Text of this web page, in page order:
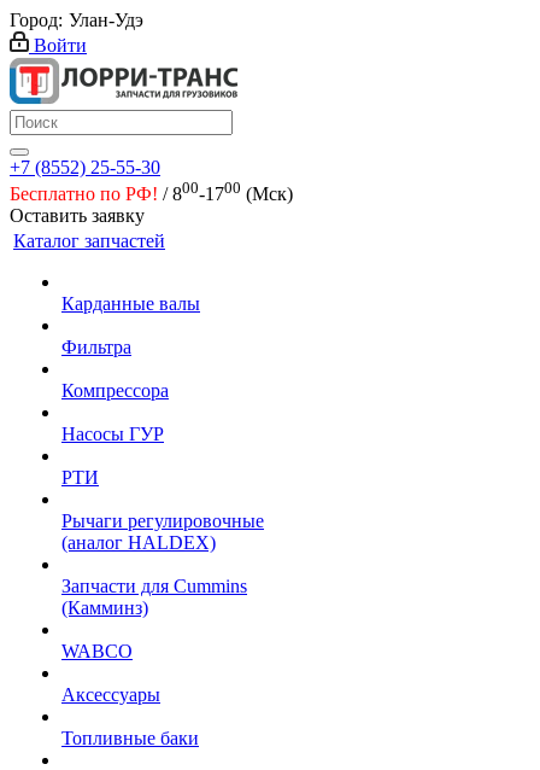
Город: Улан-Удэ
Войти
+7 (8552) 25-55-30
Бесплатно по РФ! / 800-1700 (Мск)
Оставить заявку
Каталог запчастей
Карданные валы
Фильтра
Компрессора
Насосы ГУР
РТИ
Рычаги регулировочные
(аналог HALDEX)
Запчасти для Cummins
(Камминз)
WABCO
Аксессуары
Топливные баки